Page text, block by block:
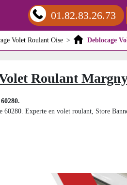
01.82.83.26.73
Volet Roulant Oise > Deblocage
Roulant
60280. Experte en volet roulant, Store